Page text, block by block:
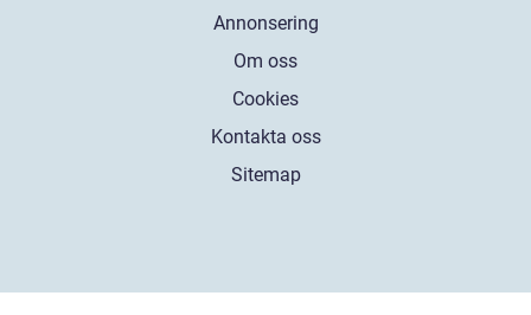
Annonsering
Om oss
Cookies
Kontakta oss
Sitemap